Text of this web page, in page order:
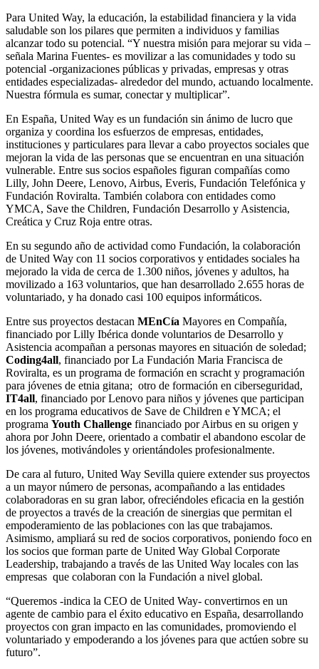
Para United Way, la educación, la estabilidad financiera y la vida
saludable son los pilares que permiten a individuos y familias
alcanzar todo su potencial. “Y nuestra misión para mejorar su vida –
señala Marina Fuentes- es movilizar a las comunidades y todo su
potencial -organizaciones públicas y privadas, empresas y otras
entidades especializadas- alrededor del mundo, actuando localmente.
Nuestra fórmula es sumar, conectar y multiplicar”.
En España, United Way es un fundación sin ánimo de lucro que
organiza y coordina los esfuerzos de empresas, entidades,
instituciones y particulares para llevar a cabo proyectos sociales que
mejoran la vida de las personas que se encuentran en una situación
vulnerable. Entre sus socios españoles figuran compañías como
Lilly, John Deere, Lenovo, Airbus, Everis, Fundación Telefónica y
Fundación Roviralta. También colabora con entidades como
YMCA, Save the Children, Fundación Desarrollo y Asistencia,
Creática y Cruz Roja entre otras.
En su segundo año de actividad como Fundación, la colaboración
de United Way con 11 socios corporativos y entidades sociales ha
mejorado la vida de cerca de 1.300 niños, jóvenes y adultos, ha
movilizado a 163 voluntarios, que han desarrollado 2.655 horas de
voluntariado, y ha donado casi 100 equipos informáticos.
Entre sus proyectos destacan MEnCía Mayores en Compañía,
financiado por Lilly Ibérica donde voluntarios de Desarrollo y
Asistencia acompañan a personas mayores en situación de soledad;
Coding4all, financiado por La Fundación Maria Francisca de
Roviralta, es un programa de formación en scracht y programación
para jóvenes de etnia gitana; otro de formación en ciberseguridad,
IT4all, financiado por Lenovo para niños y jóvenes que participan
en los programa educativos de Save de Children e YMCA; el
programa Youth Challenge financiado por Airbus en su origen y
ahora por John Deere, orientado a combatir el abandono escolar de
los jóvenes, motivándoles y orientándoles profesionalmente.
De cara al futuro, United Way Sevilla quiere extender sus proyectos
a un mayor número de personas, acompañando a las entidades
colaboradoras en su gran labor, ofreciéndoles eficacia en la gestión
de proyectos a través de la creación de sinergias que permitan el
empoderamiento de las poblaciones con las que trabajamos.
Asimismo, ampliará su red de socios corporativos, poniendo foco en
los socios que forman parte de United Way Global Corporate
Leadership, trabajando a través de las United Way locales con las
empresas que colaboran con la Fundación a nivel global.
“Queremos -indica la CEO de United Way- convertirnos en un
agente de cambio para el éxito educativo en España, desarrollando
proyectos con gran impacto en las comunidades, promoviendo el
voluntariado y empoderando a los jóvenes para que actúen sobre su
futuro”.